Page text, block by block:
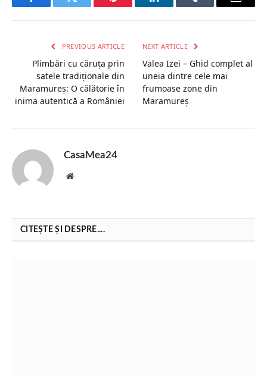
FacebookTwitter Pinterest LinkedInTumblr Email
PREVIOUS ARTICLE
Plimbări cu căruța prin
satele tradiționale din
Maramureș: O călătorie în
inima autentică a României
NEXT ARTICLE
Valea Izei – Ghid complet al
uneia dintre cele mai
frumoase zone din
Maramureș
CasaMea24
Website
CITEȘTE ȘI DESPRE....